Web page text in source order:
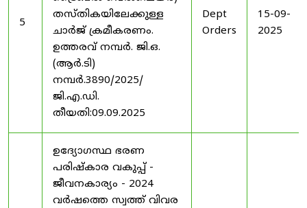
5
തസ്തികയിലേക്കുള്ള
ചാർജ് ക്രമീകരണം.
ഉത്തരവ് നമ്പർ. ജി.ഒ.
(ആർ.ടി)
നമ്പർ.3890/2025/
ജി.എ.ഡി.
തീയതി:09.09.2025
Dept
Orders
15-09-
2025
ഉദ്യോഗസ്ഥ ഭരണ
പരിഷ്കാര വകുപ്പ് -
ജീവനകാര്യം - 2024
വർഷത്തെ സ്വത്ത് വിവര